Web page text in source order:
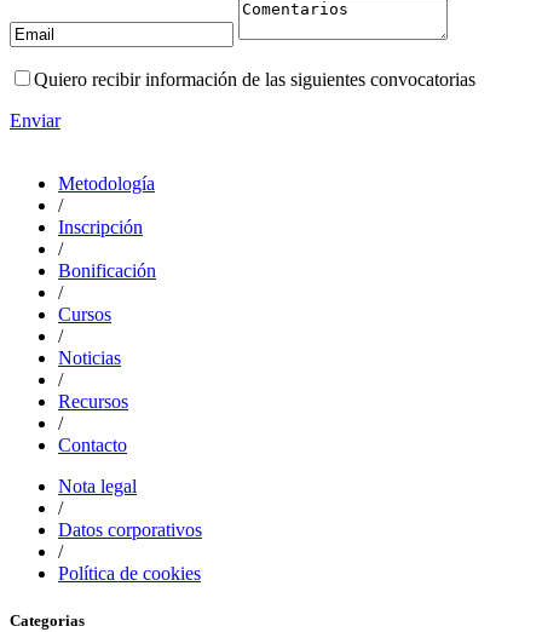
Quiero recibir información de las siguientes convocatorias
Enviar
Metodología
/
Inscripción
/
Bonificación
/
Cursos
/
Noticias
/
Recursos
/
Contacto
Nota legal
/
Datos corporativos
/
Política de cookies
Categorias